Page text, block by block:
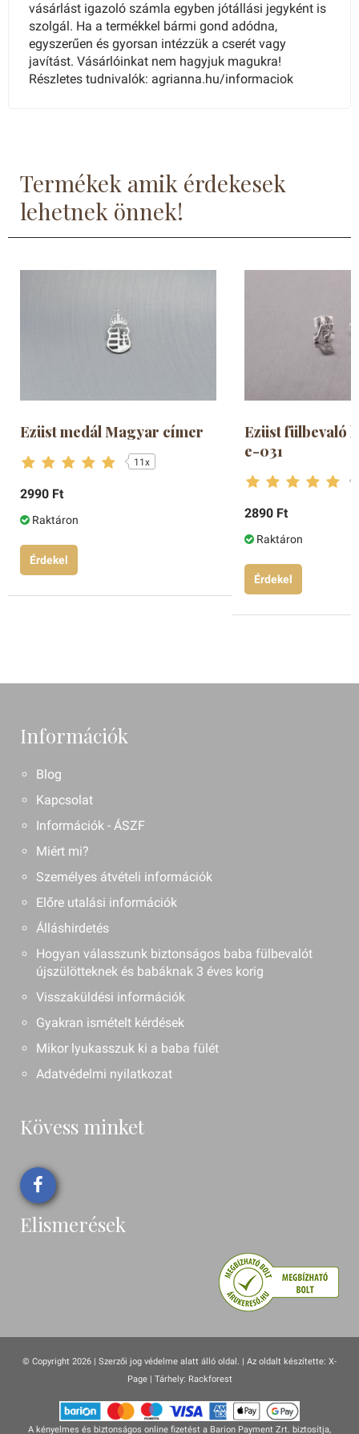
vásárlást igazoló számla egyben jótállási jegyként is
szolgál. Ha a termékkel bármi gond adódna,
egyszerűen és gyorsan intézzük a cserét vagy
javítást. Vásárlóinkat nem hagyjuk magukra!
Részletes tudnivalók: agrianna.hu/informaciok
Termékek amik érdekesek
lehetnek önnek!
Ezüst medál Magyar címer
11x
2990 Ft
Raktáron
Érdekel
Ezüst fülbevaló
e-031
2890 Ft
Raktáron
Érdekel
Információk
Blog
Kapcsolat
Információk - ÁSZF
Miért mi?
Személyes átvételi információk
Előre utalási információk
Álláshirdetés
Hogyan válasszunk biztonságos baba fülbevalót
újszülötteknek és babáknak 3 éves korig
Visszaküldési információk
Gyakran ismételt kérdések
Mikor lyukasszuk ki a baba fülét
Adatvédelmi nyilatkozat
Kövess minket
Elismerések
© Copyright 2026 | Szerzői jog védelme alatt álló oldal. | Az oldalt készítette: X-
Page| Tárhely: Rackforest
A kényelmes és biztonságos online fizetést a Barion Payment Zrt. biztosítja,